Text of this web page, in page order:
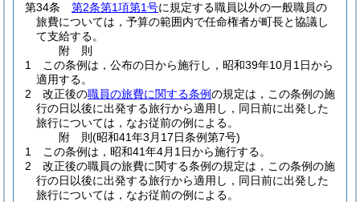
第34条
第2条第1項第1号に規定する職員以外の一般職員の
旅費については，予算の範囲内で任命権者が町長と協議し
て支給する。
附 則
1
この条例は，公布の日から施行し，昭和39年10月1日から
適用する。
2
改正後の職員の旅費に関する条例の規定は，この条例の施
行の日以後に出発する旅行から適用し，同日前に出発した
旅行については，なお従前の例による。
附 則(昭和41年3月17日条例第7号)
1
この条例は，昭和41年4月1日から施行する。
2
改正後の職員の旅費に関する条例の規定は，この条例の施
行の日以後に出発する旅行から適用し，同日前に出発した
旅行については，なお従前の例による。